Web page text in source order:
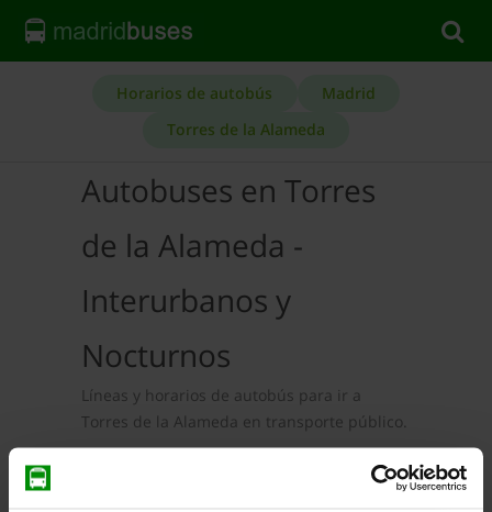
Horarios de autobús
Madrid
Torres de la Alameda
Autobuses en Torres
de la Alameda -
Interurbanos y
Nocturnos
Líneas y horarios de autobús para ir a
Torres de la Alameda en transporte público.
Autobuses Interurbanos